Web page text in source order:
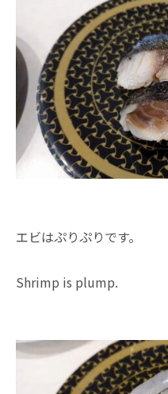
エビはぷりぷりです。
Shrimp is plump.